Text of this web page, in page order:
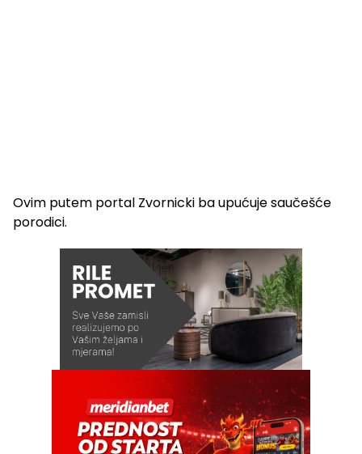
Ovim putem portal Zvornicki ba upućuje saučešće
porodici.